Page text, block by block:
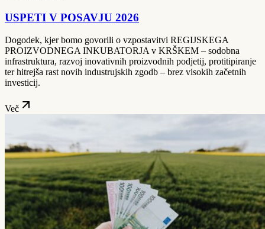
USPETI V POSAVJU 2026
Dogodek, kjer bomo govorili o vzpostavitvi REGIJSKEGA
PROIZVODNEGA INKUBATORJA v KRŠKEM – sodobna
infrastruktura, razvoj inovativnih proizvodnih podjetij, protitipiranje
ter hitrejša rast novih industrujskih zgodb – brez visokih začetnih
investicij.
Več